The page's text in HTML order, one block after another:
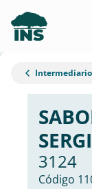
3124
Código